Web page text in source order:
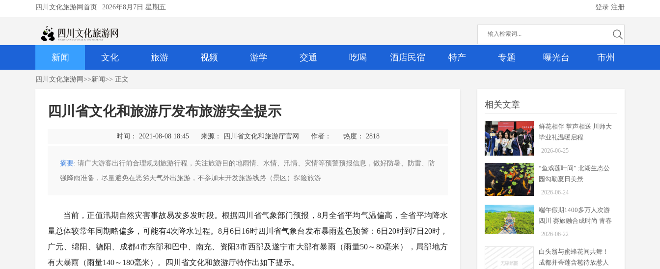
四川文化旅游网首页 2026年8月7日 星期五 登录 注册
新闻 文化 旅游 视频 游学 交通 吃喝 酒店民宿 特产 专题 曝光台 市州
四川文化旅游网 >>新闻>> 正文
四川省文化和旅游厅发布旅游安全提示
时间： 2021-08-08 18:45 来源： 四川省文化和旅游厅官网 作者： 热度： 2818
摘要: 请广大游客出行前合理规划旅游行程，关注旅游目的地雨情、水情、汛情、灾情等预警预报信息，做好防暑、防雷、防
强降雨准备，尽量避免在恶劣天气外出旅游，不参加未开发旅游线路（景区）探险旅游
当前，正值汛期自然灾害事故易发多发时段。根据四川省气象部门预报，8月全省平均气温偏高，全省平均降水
量总体较常年同期略偏多，可能有4次降水过程。8月6日16时四川省气象台发布暴雨蓝色预警：6日20时到7日20时，
广元、绵阳、德阳、成都4市东部和巴中、南充、资阳3市西部及遂宁市大部有暴雨（雨量50～80毫米），局部地方
有大暴雨（雨量140～180毫米）。四川省文化和旅游厅特作出如下提示。
相关文章
鲜花相伴 掌声相送 川师大
毕业礼温暖启程
2026-06-25
“鱼戏莲叶间” 北湖生态公
园勾勒夏日美景
2026-06-24
端午假期1400多万人次游
四川 赛旅融合成时尚 青春
旅途是亮点
2026-06-22
白头翁与蜜蜂花间共舞！
成都并蒂莲含苞待放惹人